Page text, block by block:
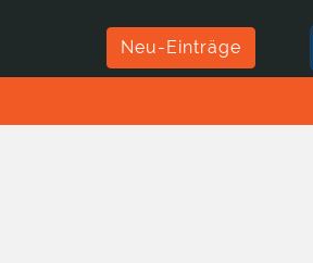
Neu-Einträge